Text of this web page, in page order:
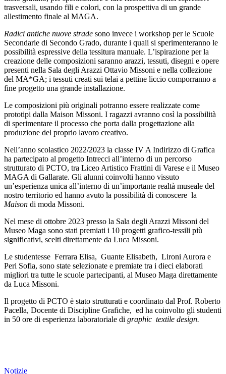
trasversali, usando fili e colori, con la prospettiva di un grande
allestimento finale al MAGA.
Radici antiche nuove strade sono invece i workshop per le Scuole
Secondarie di Secondo Grado, durante i quali si sperimenteranno le
possibilità espressive della tessitura manuale. L’ispirazione per la
creazione delle composizioni saranno arazzi, tessuti, disegni e opere
presenti nella Sala degli Arazzi Ottavio Missoni e nella collezione
del MA*GA; i tessuti creati sui telai a pettine liccio comporranno a
fine progetto una grande installazione.
Le composizioni più originali potranno essere realizzate come
prototipi dalla Maison Missoni. I ragazzi avranno così la possibilità
di sperimentare il processo che porta dalla progettazione alla
produzione del proprio lavoro creativo.
Nell’anno scolastico 2022/2023 la classe IV A Indirizzo di Grafica
ha partecipato al progetto Intrecci all’interno di un percorso
strutturato di PCTO, tra Liceo Artistico Frattini di Varese e il Museo
MAGA di Gallarate. Gli alunni coinvolti hanno vissuto
un’esperienza unica all’interno di un’importante realtà museale del
nostro territorio ed hanno avuto la possibilità di conoscere la
Maison di moda Missoni.
Nel mese di ottobre 2023 presso la Sala degli Arazzi Missoni del
Museo Maga sono stati premiati i 10 progetti grafico-tessili più
significativi, scelti direttamente da Luca Missoni.
Le studentesse Ferrara Elisa, Guante Elisabeth, Lironi Aurora e
Peri Sofia, sono state selezionate e premiate tra i dieci elaborati
migliori tra tutte le scuole partecipanti, al Museo Maga direttamente
da Luca Missoni.
Il progetto di PCTO è stato strutturati e coordinato dal Prof. Roberto
Pacella, Docente di Discipline Grafiche, ed ha coinvolto gli studenti
in 50 ore di esperienza laboratoriale di graphic textile design.
Notizie